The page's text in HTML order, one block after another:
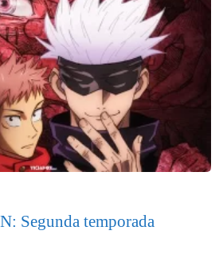
Segunda temporada